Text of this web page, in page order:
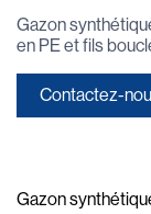
Gazon
en PE et fils
Contactez-
Gazon